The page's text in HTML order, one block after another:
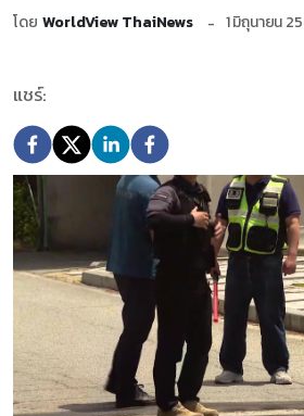
โดย WorldView ThaiNews 1 มิถุนายน
แชร์: